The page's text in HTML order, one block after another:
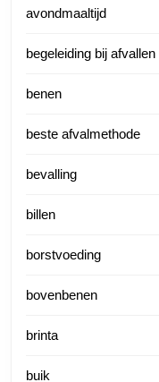
avondmaaltijd
begeleiding bij afvallen
benen
beste afvalmethode
bevalling
billen
borstvoeding
bovenbenen
brinta
buik